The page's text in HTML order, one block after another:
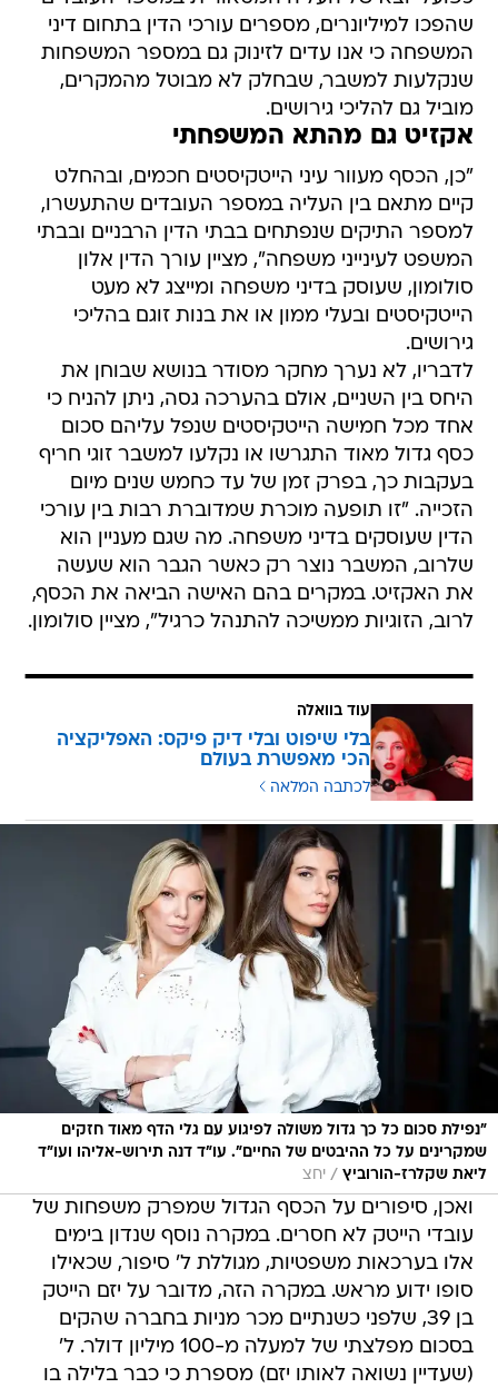
שהפכו למיליונרים, מספרים עורכי הדין בתחום דיני
המשפחה כי אנו עדים לזינוק גם במספר המשפחות
שנקלעות למשבר, שבחלק לא מבוטל מהמקרים,
מוביל גם להליכי גירושים.
אקזיט גם מהתא המשפחתי
"כן, הכסף מעוור עיני הייטקיסטים חכמים, ובהחלט
קיים מתאם בין העליה במספר העובדים שהתעשרו,
למספר התיקים שנפתחים בבתי הדין הרבניים ובבתי
המשפט לעינייני משפחה", מציין עורך הדין אלון
סולומון, שעוסק בדיני משפחה ומייצג לא מעט
הייטקיסטים ובעלי ממון או את בנות זוגם בהליכי
גירושים.
לדבריו, לא נערך מחקר מסודר בנושא שבוחן את
היחס בין השניים, אולם בהערכה גסה, ניתן להניח כי
אחד מכל חמישה הייטקיסטים שנפל עליהם סכום
כסף גדול מאוד התגרשו או נקלעו למשבר זוגי חריף
בעקבות כך, בפרק זמן של עד כחמש שנים מיום
הזכייה. "זו תופעה מוכרת שמדוברת רבות בין עורכי
הדין שעוסקים בדיני משפחה. מה שגם מעניין הוא
שלרוב, המשבר נוצר רק כאשר הגבר הוא שעשה
את האקזיט. במקרים בהם האישה הביאה את הכסף,
לרוב, הזוגיות ממשיכה להתנהל כרגיל", מציין סולומון.
עוד בוואלה
בלי שיפוט ובלי דיק פיקס: האפליקציה
הכי מאפשרת בעולם
לכתבה המלאה
"נפילת סכום כל כך גדול משולה לפיגוע עם גלי הדף מאוד חזקים
שמקרינים על כל ההיבטים של החיים". עו"ד דנה תירוש-אליהו ועו"ד
ליאת שקלרז-הורוביץ / יחצ
ואכן, סיפורים על הכסף הגדול שמפרק משפחות של
עובדי הייטק לא חסרים. במקרה נוסף שנדון בימים
אלו בערכאות משפטיות, מגוללת ל' סיפור, שכאילו
סופו ידוע מראש. במקרה הזה, מדובר על יזם הייטק
בן 39, שלפני כשנתיים מכר מניות בחברה שהקים
בסכום מפלצתי של למעלה מ-100 מיליון דולר. ל'
(שעדיין נשואה לאותו יזם) מספרת כי כבר בלילה בו